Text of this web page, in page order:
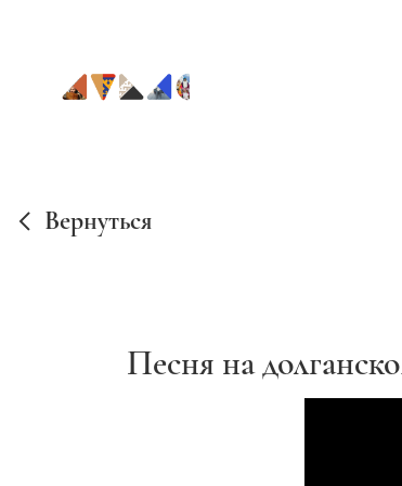
Вернуться
Песня на